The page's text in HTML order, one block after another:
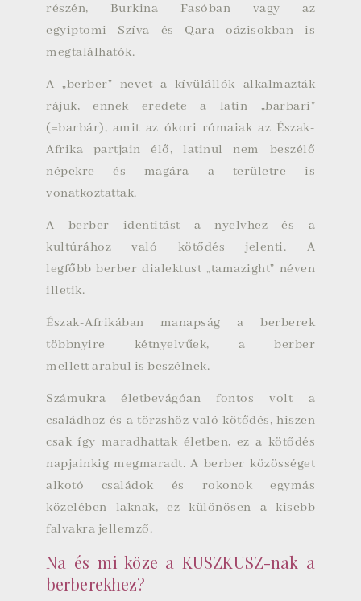
részén, Burkina Fasóban vagy az
egyiptomi Szíva és Qara oázisokban is
megtalálhatók.
A „berber” nevet a kívülállók alkalmazták
rájuk, ennek eredete a latin „barbari”
(=barbár), amit az ókori rómaiak az Észak-
Afrika partjain élő, latinul nem beszélő
népekre és magára a területre is
vonatkoztattak.
A berber identitást a nyelvhez és a
kultúrához való kötődés jelenti. A
legfőbb berber dialektust „tamazight” néven
illetik.
Észak-Afrikában manapság a berberek
többnyire kétnyelvűek, a berber
mellett arabul is beszélnek.
Számukra életbevágóan fontos volt a
családhoz és a törzshöz való kötődés, hiszen
csak így maradhattak életben, ez a kötődés
napjainkig megmaradt. A berber közösséget
alkotó családok és rokonok egymás
közelében laknak, ez különösen a kisebb
falvakra jellemző.
Na és mi köze a KUSZKUSZ-nak a
berberekhez?